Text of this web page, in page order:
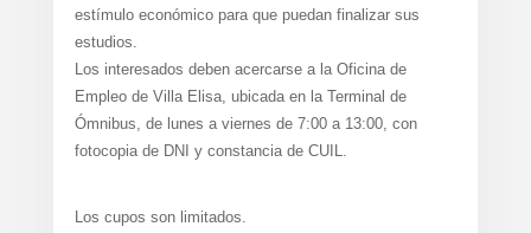
estímulo económico para que puedan finalizar sus
estudios.
Los interesados deben acercarse a la Oficina de
Empleo de Villa Elisa, ubicada en la Terminal de
Ómnibus, de lunes a viernes de 7:00 a 13:00, con
fotocopia de DNI y constancia de CUIL.
Los cupos son limitados.